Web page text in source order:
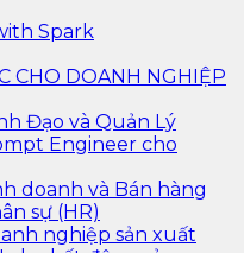
Spark
DOANH NGHIỆP
Đạo và Quản Lý
Engineer cho
doanh và Bán hàng
sự (HR)
nghiệp sản xuất